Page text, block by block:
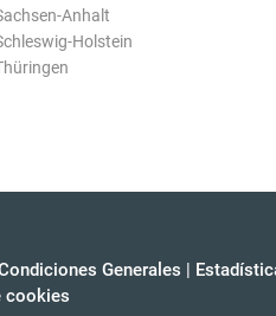
Anhalt
Holstein
Generales |
cookies